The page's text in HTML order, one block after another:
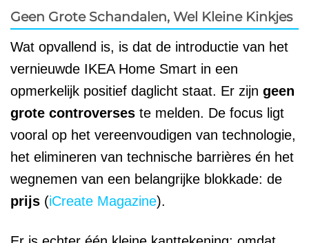
Geen Grote Schandalen, Wel Kleine Kinkjes
Wat opvallend is, is dat de introductie van het
vernieuwde IKEA Home Smart in een
opmerkelijk positief daglicht staat. Er zijn geen
grote controverses te melden. De focus ligt
vooral op het vereenvoudigen van technologie,
het elimineren van technische barrières én het
wegnemen van een belangrijke blokkade: de
prijs (iCreate Magazine).